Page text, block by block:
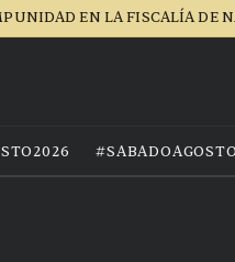
EN LA FISCALÍA DE
#SABADOAGOSTO